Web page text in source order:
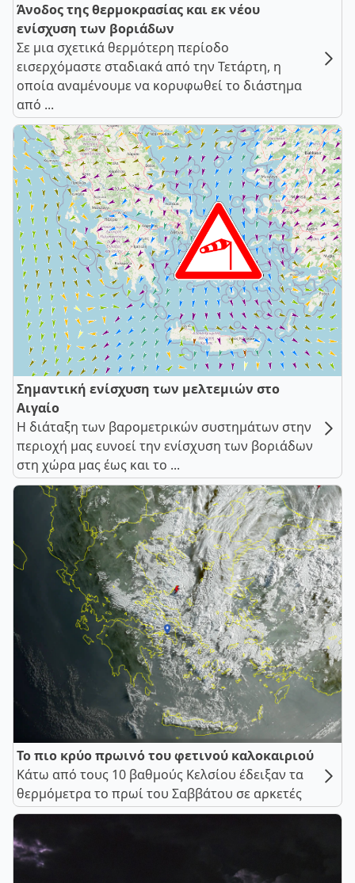
Άνοδος της θερμοκρασίας και εκ νέου
ενίσχυση των βοριάδων
Σε μια σχετικά θερμότερη περίοδο
εισερχόμαστε σταδιακά από την Τετάρτη, η
οποία αναμένουμε να κορυφωθεί το διάστημα
από ...
Σημαντική ενίσχυση των μελτεμιών στο
Αιγαίο
Η διάταξη των βαρομετρικών συστημάτων στην
περιοχή μας ευνοεί την ενίσχυση των βοριάδων
στη χώρα μας έως και το ...
Το πιο κρύο πρωινό του φετινού καλοκαιριού
Κάτω από τους 10 βαθμούς Κελσίου έδειξαν τα
θερμόμετρα το πρωί του Σαββάτου σε αρκετές